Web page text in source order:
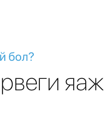
бол?
яаж